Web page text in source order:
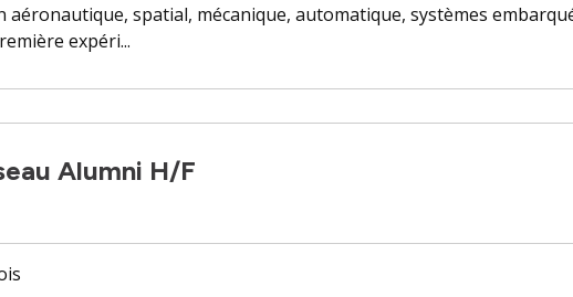
spatial, mécanique, automatique, systèmes
expéri...
Alumni H/F